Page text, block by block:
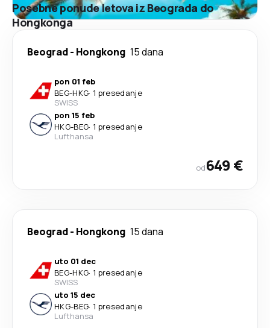
Posebne ponude letova iz Beograda do
Hongkonga
Beograd- Hongkong 15 dana
pon 01 feb
BEG-HKG· 1 presedanje
SWISS
pon 15 feb
HKG-BEG· 1 presedanje
Lufthansa
od649 €
Beograd- Hongkong 15 dana
uto 01 dec
BEG-HKG· 1 presedanje
SWISS
uto 15 dec
HKG-BEG· 1 presedanje
Lufthansa